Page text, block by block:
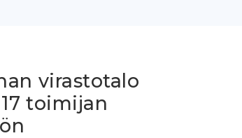
virastotalo
toimijan